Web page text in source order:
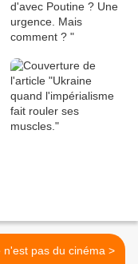
Et ce n'est pas du cinéma >